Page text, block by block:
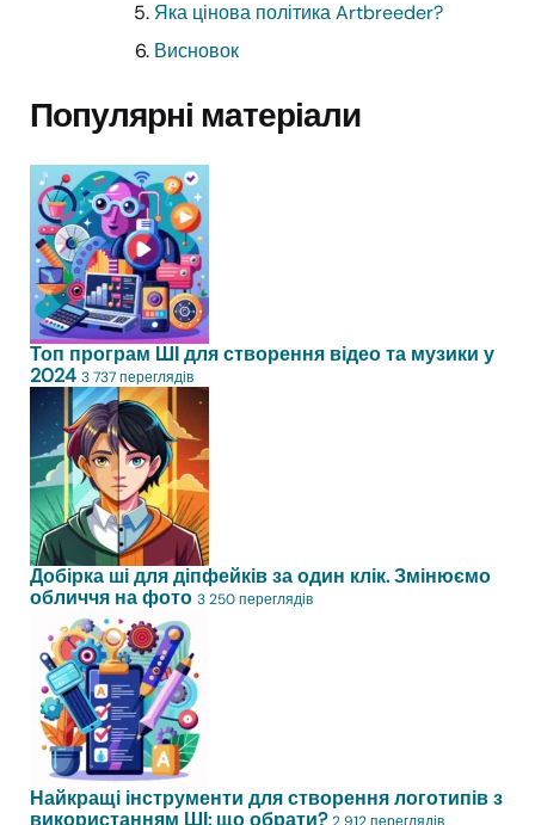
Яка цінова політика Artbreeder?
Висновок
Популярні матеріали
Топ програм ШІ для створення відео та музики у
2024 3 737 переглядів
Добірка ші для діпфейків за один клік. Змінюємо
обличчя на фото 3 250 переглядів
Найкращі інструменти для створення логотипів з
використанням ШІ: що обрати? 2 912 переглядів